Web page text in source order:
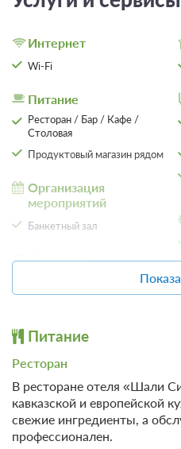
4 800
Еще 5
всего 8
4 фото
Двухместный номер
кроватями
Подробнее
25м2
Две
Телевизор
Сплит-
Интернет
Wi-Fi
Питание
Ресторан / Бар / Кафе /
Столовая
Продуктовый магазин рядом
Организация
мероприятий
Банкетный зал
Парковка
Автостоянка / Парковка
Питание
Ресторан
В ресторане отеля «Шали
кавказской и европейской
свежие ингредиенты, а
профессионален.